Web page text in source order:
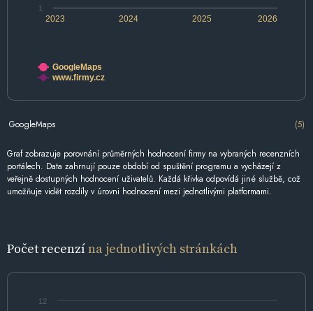
2024 2026
2023 2025
1
GoogleMaps
www.firmy.cz
GoogleMaps (5)
Graf zobrazuje porovnání průměrných hodnocení firmy na vybraných recenzních
portálech. Data zahrnují pouze období od spuštění programu a vycházejí z
veřejně dostupných hodnocení uživatelů. Každá křivka odpovídá jiné službě, což
umožňuje vidět rozdíly v úrovni hodnocení mezi jednotlivými platformami.
Počet recenzína jednotlivých stránkách
12